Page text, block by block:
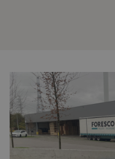
Contact
Onze zonnepanelen
Tussen de gebouwen
hoofdkantoor ligt sinds
een kleine wijngaard.
duurzaamheid niet
over beleving,” vertelt